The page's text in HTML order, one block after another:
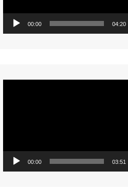
00:00 04:20
00:00 03:51